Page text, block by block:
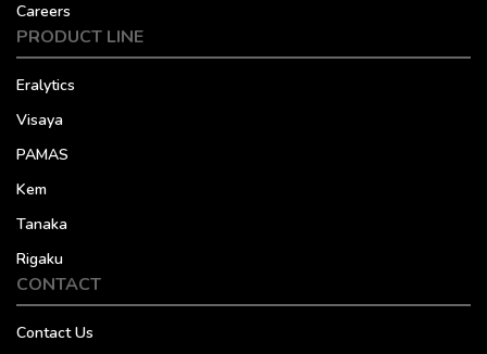
Careers
PRODUCT LINE
Eralytics
Visaya
PAMAS
Kem
Tanaka
Rigaku
CONTACT
Contact Us